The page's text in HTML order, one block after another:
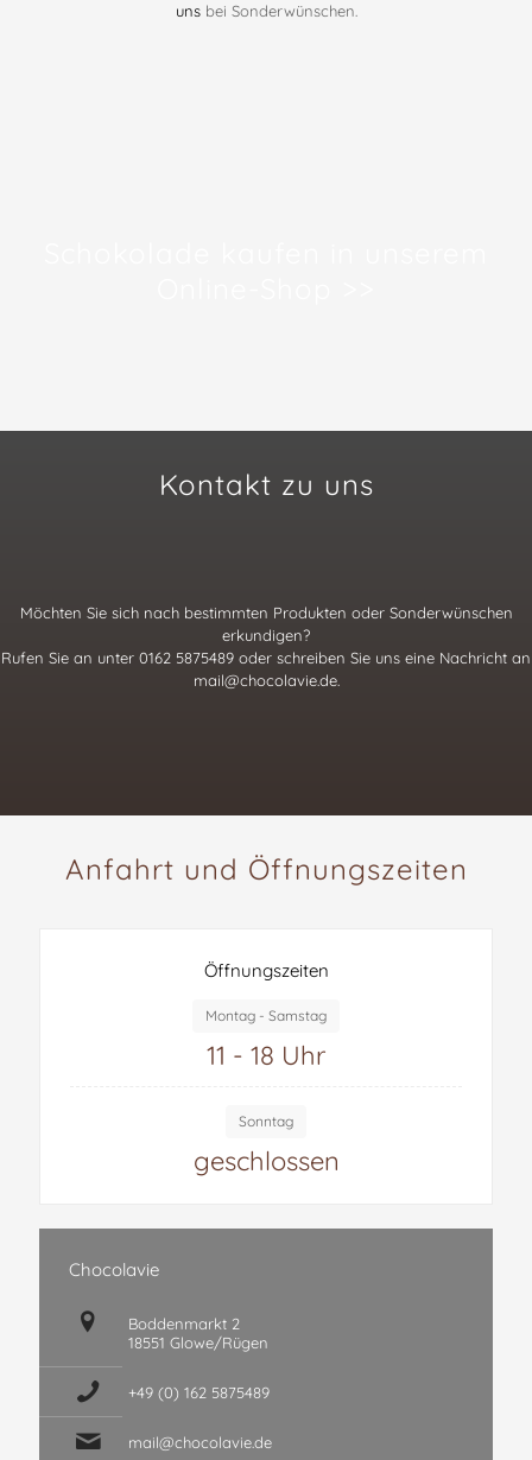
unsbei Sonderwünschen.
Kontakt zu uns
Möchten Sie sich nach bestimmten Produkten oder Sonderwünschen
erkundigen?
Rufen Sie an unter 0162 5875489 oder schreiben Sie uns eine Nachricht an
mail@chocolavie.de.
Anfahrt und Öffnungszeiten
Öffnungszeiten
Montag - Samstag
11 - 18 Uhr
Sonntag
geschlossen
Chocolavie
Boddenmarkt 2
18551 Glowe/Rügen
+49 (0) 162 5875489
mail@chocolavie.de